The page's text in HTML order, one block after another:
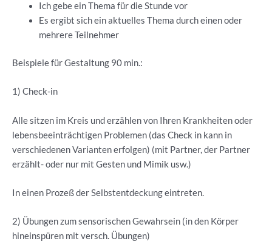
Ich gebe ein Thema für die Stunde vor
Es ergibt sich ein aktuelles Thema durch einen oder
mehrere Teilnehmer
Beispiele für Gestaltung 90 min.:
1) Check-in
Alle sitzen im Kreis und erzählen von Ihren Krankheiten oder
lebensbeeinträchtigen Problemen (das Check in kann in
verschiedenen Varianten erfolgen) (mit Partner, der Partner
erzählt- oder nur mit Gesten und Mimik usw.)
In einen Prozeß der Selbstentdeckung eintreten.
2) Übungen zum sensorischen Gewahrsein (in den Körper
hineinspüren mit versch. Übungen)